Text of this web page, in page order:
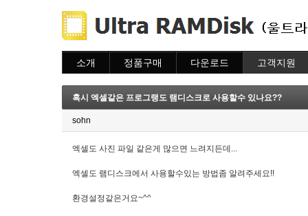
소개 정품구매
주문조회
이용안내
다운로드 고객지원
자주묻는질문
질문하기
혹시 엑셀같은 프로그랭도 램디스크로 사용할수 있나요??
sohn
엑셀도 사진 파일 같은게 많으면 느려지든데...
엑셀도 램디스크에서 사용할수있는 방법좀 알려주세요!!
환경설정같은거요~^^